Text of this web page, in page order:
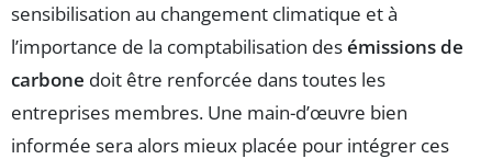
sensibilisation au changement climatique et à
l’importance de la comptabilisation desémissions de
carbone doit être renforcée dans toutes les
entreprises membres. Une main-d’œuvre bien
informée sera alors mieux placée pour intégrer ces